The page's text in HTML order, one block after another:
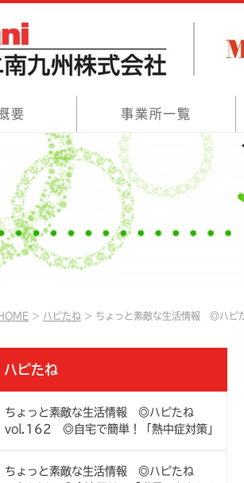
要 事業所一覧
ハピたね ちょっと素敵な生活情報 ◎ハピ
ハピたね
ちょっと素敵な生活情報 ◎ハピたね
vol.162 ◎自宅で簡単！「熱中症対策」
ちょっと素敵な生活情報 ◎ハピたね